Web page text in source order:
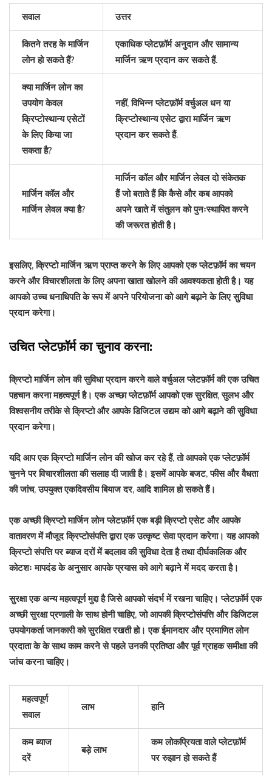
सवाल उत्तर
कितने तरह के मार्जिन
लोन हो सकते हैं?
एकाधिक प्लेटफ़ॉर्म अनुदान और सामान्य
मार्जिन ऋण प्रदान कर सकते हैं.
क्या मार्जिन लोन का
उपयोग केवल
क्रिप्टोस्थान्य एसेटों
के लिए किया जा
सकता है?
नहीं, विभिन्न प्लेटफ़ॉर्म वर्चुअल धन या
क्रिप्टोस्थान्य एसेट द्वारा मार्जिन ऋण
प्रदान कर सकते हैं.
मार्जिन कॉल और
मार्जिन लेवल क्या है?
मार्जिन कॉल और मार्जिन लेवल दो संकेतक
हैं जो बताते हैं कि कैसे और कब आपको
अपने खाते में संतुलन को पुनःस्थापित करने
की जरूरत होती है।
इसलिए, क्रिप्टो मार्जिन ऋण प्राप्त करने के लिए आपको एक प्लेटफ़ॉर्म का चयन
करने और विचारशीलता के लिए अपना खाता खोलने की आवश्यकता होती है। यह
आपको उच्च धनाधिपति के रूप में अपने परियोजना को आगे बढ़ाने के लिए सुविधा
प्रदान करेगा।
उचित प्लेटफ़ॉर्म का चुनाव करना:
क्रिप्टो मार्जिन लोन की सुविधा प्रदान करने वाले वर्चुअल प्लेटफ़ॉर्म की एक उचित
पहचान करना महत्वपूर्ण है। एक अच्छा प्लेटफ़ॉर्म आपको एक सुरक्षित, सुलभ और
विश्वसनीय तरीके से क्रिप्टो और आपके डिजिटल उद्यम को आगे बढ़ाने की सुविधा
प्रदान करेगा।
यदि आप एक क्रिप्टो मार्जिन लोन की खोज कर रहे हैं, तो आपको एक प्लेटफ़ॉर्म
चुनने पर विचारशीलता की सलाह दी जाती है। इसमें आपके बजट, फीस और वैधता
की जांच, उपयुक्त एकदिवसीय बियाज दर, आदि शामिल हो सकते हैं।
एक अच्छी क्रिप्टो मार्जिन लोन प्लेटफ़ॉर्म एक बड़ी क्रिप्टो एसेट और आपके
वातावरण में मौजूद क्रिप्टोसंपत्ति द्वारा एक उत्कृष्ट सेवा प्रदान करेगा। यह आपको
क्रिप्टो संपत्ति पर ब्याज दरों में बदलाव की सुविधा देता है तथा दीर्घकालिक और
कोटशः मापदंड के अनुसार आपके प्रयास को आगे बढ़ाने में मदद करता है।
सुरक्षा एक अन्य महत्वपूर्ण मुद्दा है जिसे आपको संदर्भ में रखना चाहिए। प्लेटफ़ॉर्म एक
अच्छी सुरक्षा प्रणाली के साथ होनी चाहिए, जो आपकी क्रिप्टोसंपत्ति और डिजिटल
उपयोगकर्ता जानकारी को सुरक्षित रखती हो। एक ईमानदार और प्रमाणित लोन
प्रदाता के के साथ काम करने से पहले उनकी प्रतिष्ठा और पूर्व ग्राहक समीक्षा की
जांच करना चाहिए।
महत्वपूर्ण
सवाल
लाभ हानि
कम ब्याज
दरें
बड़े लाभ
कम लोकप्रियता वाले प्लेटफ़ॉर्म
पर रुझान हो सकते हैं